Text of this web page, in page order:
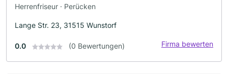
Herrenfriseur · Perücken
Lange Str. 23, 31515 Wunstorf
0.0 (0 Bewertungen) Firma bewerten